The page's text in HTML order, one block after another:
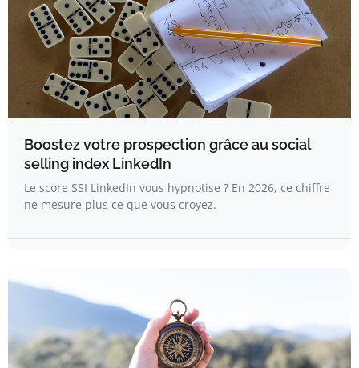
Boostez votre prospection grâce au social
selling index LinkedIn
Le score SSI LinkedIn vous hypnotise ? En 2026, ce chiffre
ne mesure plus ce que vous croyez.